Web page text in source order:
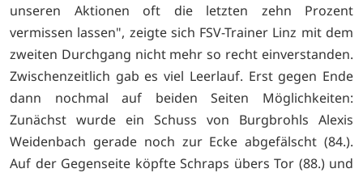
unseren Aktionen oft die letzten zehn Prozent
vermissen lassen", zeigte sich FSV-Trainer Linz mit dem
zweiten Durchgang nicht mehr so recht einverstanden.
Zwischenzeitlich gab es viel Leerlauf. Erst gegen Ende
dann nochmal auf beiden Seiten Möglichkeiten:
Zunächst wurde ein Schuss von Burgbrohls Alexis
Weidenbach gerade noch zur Ecke abgefälscht (84.).
Auf der Gegenseite köpfte Schraps übers Tor (88.) und